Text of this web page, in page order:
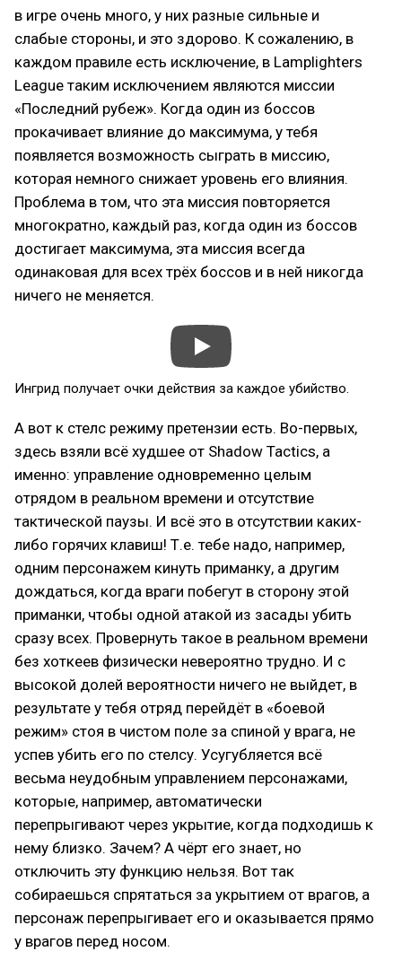
в игре очень много, у них разные сильные и
слабые стороны, и это здорово. К сожалению, в
каждом правиле есть исключение, в Lamplighters
League таким исключением являются миссии
«Последний рубеж». Когда один из боссов
прокачивает влияние до максимума, у тебя
появляется возможность сыграть в миссию,
которая немного снижает уровень его влияния.
Проблема в том, что эта миссия повторяется
многократно, каждый раз, когда один из боссов
достигает максимума, эта миссия всегда
одинаковая для всех трёх боссов и в ней никогда
ничего не меняется.
Ингрид получает очки действия за каждое убийство.
А вот к стелс режиму претензии есть. Во-первых,
здесь взяли всё худшее от Shadow Tactics, а
именно: управление одновременно целым
отрядом в реальном времени и отсутствие
тактической паузы. И всё это в отсутствии каких-
либо горячих клавиш! Т.е. тебе надо, например,
одним персонажем кинуть приманку, а другим
дождаться, когда враги побегут в сторону этой
приманки, чтобы одной атакой из засады убить
сразу всех. Провернуть такое в реальном времени
без хоткеев физически невероятно трудно. И с
высокой долей вероятности ничего не выйдет, в
результате у тебя отряд перейдёт в «боевой
режим» стоя в чистом поле за спиной у врага, не
успев убить его по стелсу. Усугубляется всё
весьма неудобным управлением персонажами,
которые, например, автоматически
перепрыгивают через укрытие, когда подходишь к
нему близко. Зачем? А чёрт его знает, но
отключить эту функцию нельзя. Вот так
собираешься спрятаться за укрытием от врагов, а
персонаж перепрыгивает его и оказывается прямо
у врагов перед носом.